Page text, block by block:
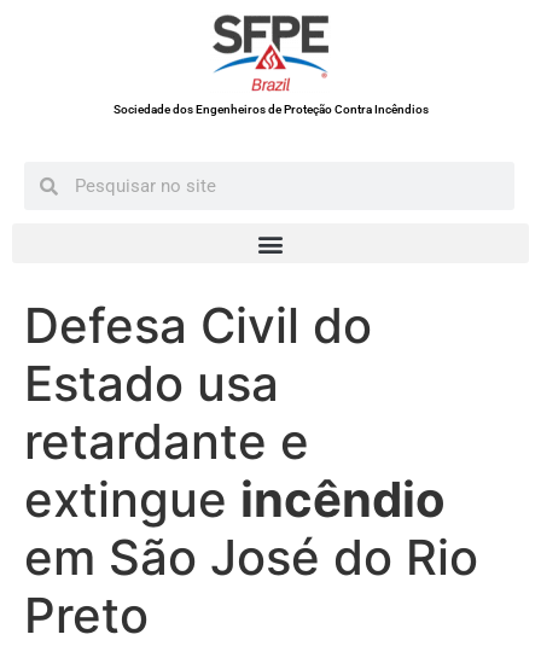
Sociedade dos Engenheiros de Proteção Contra Incêndios
Defesa Civil do
Estado usa
retardante e
extingue incêndio
em São José do Rio
Preto